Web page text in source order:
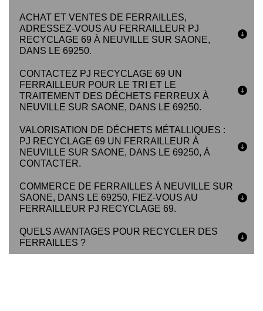
ACHAT ET VENTES DE FERRAILLES,
ADRESSEZ-VOUS AU FERRAILLEUR PJ
RECYCLAGE 69 À NEUVILLE SUR SAONE,
DANS LE 69250.
CONTACTEZ PJ RECYCLAGE 69 UN
FERRAILLEUR POUR LE TRI ET LE
TRAITEMENT DES DÉCHETS FERREUX À
NEUVILLE SUR SAONE, DANS LE 69250.
VALORISATION DE DÉCHETS MÉTALLIQUES :
PJ RECYCLAGE 69 UN FERRAILLEUR À
NEUVILLE SUR SAONE, DANS LE 69250, À
CONTACTER.
COMMERCE DE FERRAILLES À NEUVILLE SUR
SAONE, DANS LE 69250, FIEZ-VOUS AU
FERRAILLEUR PJ RECYCLAGE 69.
QUELS AVANTAGES POUR RECYCLER DES
FERRAILLES ?